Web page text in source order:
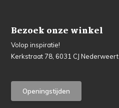
Bezoek onze winkel
Volop inspiratie!
Kerkstraat 78, 6031 CJ Nederweert
Openingstijden